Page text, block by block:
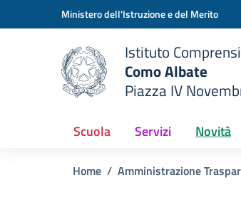
Vai ai contenuti
Vai al menu di navigazioneMinistero dell'Istruzione e del Merito
scuola
Istituto
Como Albate
Piazza IV
Scuola Servizi Novità
Home Amministrazione